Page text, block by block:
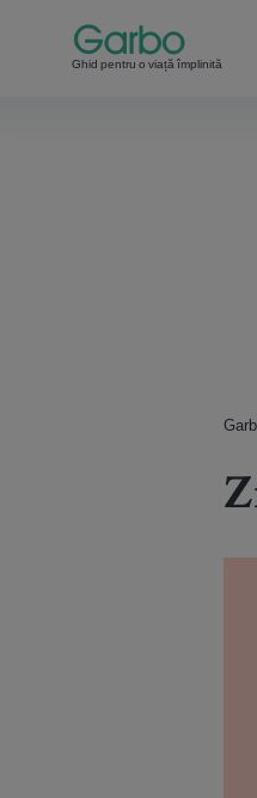
Ghid pentru o viață împlinită